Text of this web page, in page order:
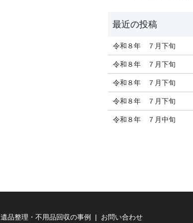
令和８年 ７月下旬
令和８年 ７月下旬
令和８年 ７月下旬
令和８年 ７月下旬
令和８年 ７月中旬
遺品整理・不用品回収の事例 お問い合わせ